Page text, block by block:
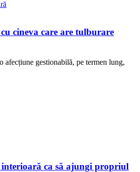
cineva care are tulburare
afecțiune gestionabilă, pe termen lung,
interioară ca să ajungi propriul